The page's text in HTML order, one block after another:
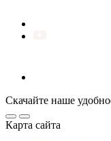
Скачайте наше
Карта сайта